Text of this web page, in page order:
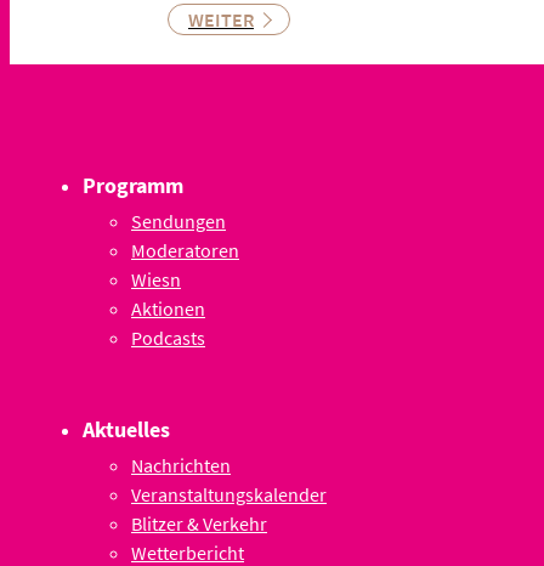
WEITER
Programm
Sendungen
Moderatoren
Wiesn
Aktionen
Podcasts
Aktuelles
Nachrichten
Veranstaltungskalender
Blitzer & Verkehr
Wetterbericht